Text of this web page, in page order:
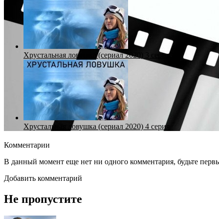
Хрустальная ловушка (сериал 2020) 3 серия
Хрустальная ловушка (сериал 2020) 4 серия
Комментарии
В данный момент еще нет ни одного комментария, будьте
Добавить комментарий
Не пропустите